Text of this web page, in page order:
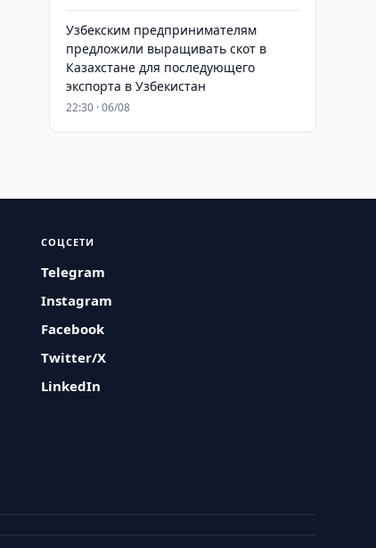
Узбекским предпринимателям
предложили выращивать скот в
Казахстане для последующего
экспорта в Узбекистан
22:30 · 06/08
СОЦСЕТИ
Telegram
Instagram
Facebook
Twitter/X
LinkedIn